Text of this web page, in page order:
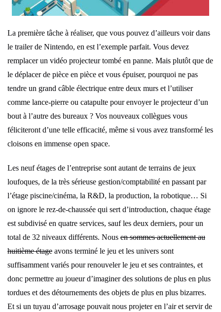
La première tâche à réaliser, que vous pouvez d’ailleurs voir dans
le trailer de Nintendo, en est l’exemple parfait. Vous devez
remplacer un vidéo projecteur tombé en panne. Mais plutôt que de
le déplacer de pièce en pièce et vous épuiser, pourquoi ne pas
tendre un grand câble électrique entre deux murs et l’utiliser
comme lance-pierre ou catapulte pour envoyer le projecteur d’un
bout à l’autre des bureaux ? Vos nouveaux collègues vous
féliciteront d’une telle efficacité, même si vous avez transformé les
cloisons en immense open space.
Les neuf étages de l’entreprise sont autant de terrains de jeux
loufoques, de la très sérieuse gestion/comptabilité en passant par
l’étage piscine/cinéma, la R&D, la production, la robotique… Si
on ignore le rez-de-chaussée qui sert d’introduction, chaque étage
est subdivisé en quatre services, sauf les deux derniers, pour un
total de 32 niveaux différents. Nous en sommes actuellement au
huitième étage avons terminé le jeu et les univers sont
suffisamment variés pour renouveler le jeu et ses contraintes, et
donc permettre au joueur d’imaginer des solutions de plus en plus
tordues et des détournements des objets de plus en plus bizarres.
Et si un tuyau d’arrosage pouvait nous projeter en l’air et servir de